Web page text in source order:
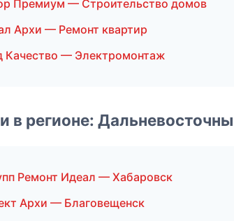
Премиум — Строительство домов
Архи — Ремонт квартир
Качество — Электромонтаж
в регионе:
Ремонт Идеал — Хабаровск
Архи — Благовещенск